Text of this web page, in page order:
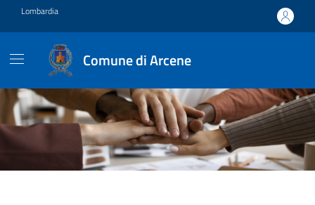
Vai ai contenuti
Vai al footer
Lombardia
Comune di Arcene